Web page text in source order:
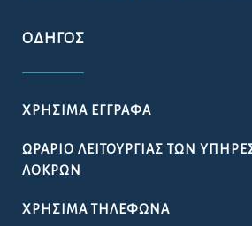
ΟΔΗΓΌΣ
ΧΡΉΣΙΜΑ ΈΓΓΡΑΦΑ
ΩΡΆΡΙΟ ΛΕΙΤΟΥΡΓΊΑΣ ΤΩΝ
ΛΟΚΡΏΝ
ΧΡΉΣΙΜΑ ΤΗΛΈΦΩΝΑ